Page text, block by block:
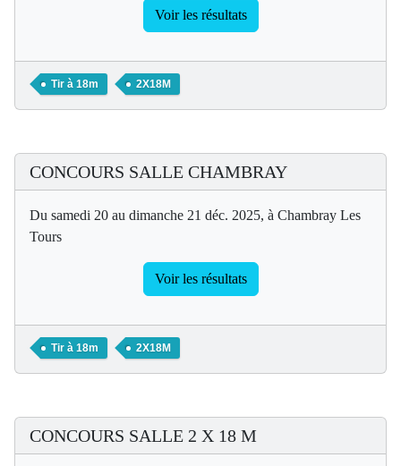
Voir les résultats
Tir à 18m 2X18M
CONCOURS SALLE CHAMBRAY
Du samedi 20 au dimanche 21 déc. 2025, à Chambray Les
Tours
Voir les résultats
Tir à 18m 2X18M
CONCOURS SALLE 2 X 18 M